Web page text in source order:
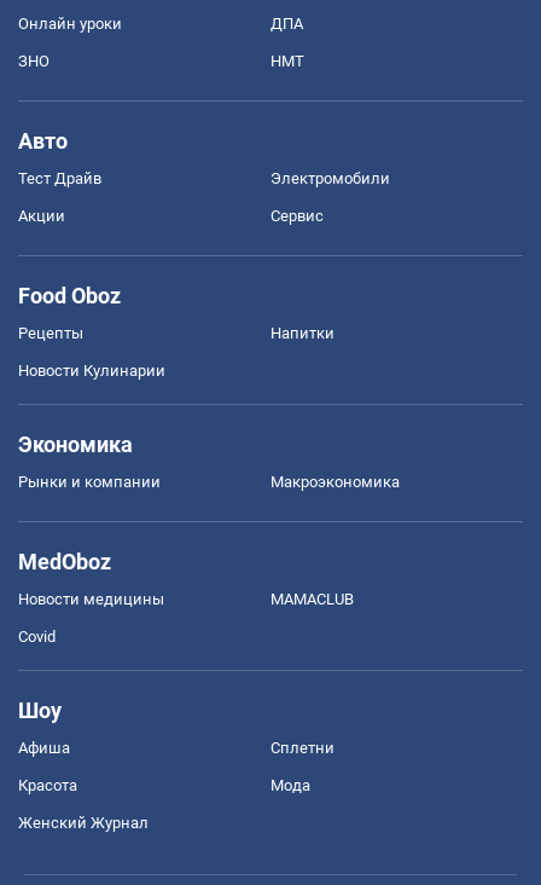
Онлайн уроки ДПА
ЗНО НМТ
Авто
Тест Драйв Электромобили
Акции Сервис
Food Oboz
Рецепты Напитки
Новости Кулинарии
Экономика
Рынки и компании Mакроэкономика
MedOboz
Новости медицины MAMACLUB
Covid
Шоу
Афиша Сплетни
Красота Мода
Женский Журнал